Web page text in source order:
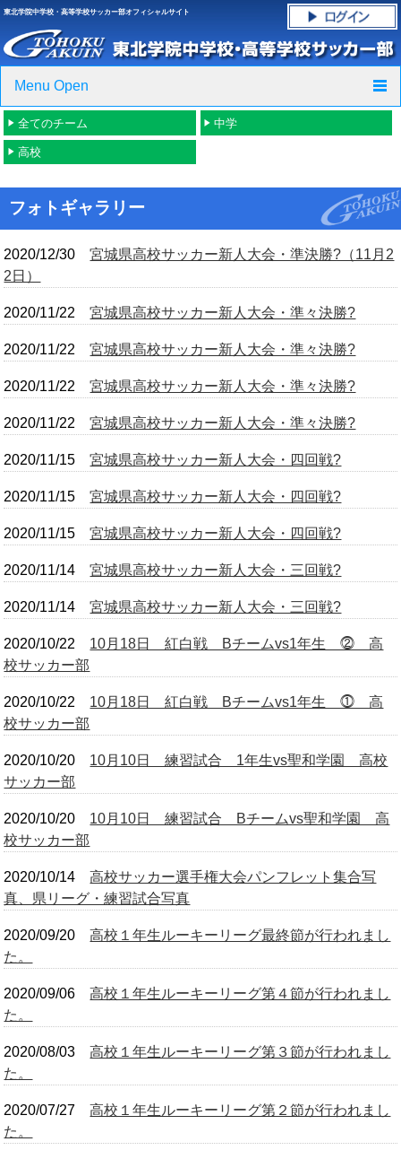
東北学院中学校・高等学校サッカー部オフィシャルサイト
Menu Open
TOP
クラブ紹介・進路実績
スケジュール
フォトギャラリー
応援グッズご案内
OB会
全てのチーム 中学
高校
フォトギャラリー
2020/12/30宮城県高校サッカー新人大会・準決勝?（11月2
2日）
2020/11/22宮城県高校サッカー新人大会・準々決勝?
2020/11/22宮城県高校サッカー新人大会・準々決勝?
2020/11/22宮城県高校サッカー新人大会・準々決勝?
2020/11/22宮城県高校サッカー新人大会・準々決勝?
2020/11/15宮城県高校サッカー新人大会・四回戦?
2020/11/15宮城県高校サッカー新人大会・四回戦?
2020/11/15宮城県高校サッカー新人大会・四回戦?
2020/11/14宮城県高校サッカー新人大会・三回戦?
2020/11/14宮城県高校サッカー新人大会・三回戦?
2020/10/22 10月18日 紅白戦 Bチームvs1年生 ⓶ 高
校サッカー部
2020/10/22 10月18日 紅白戦 Bチームvs1年生 ⓵ 高
校サッカー部
2020/10/20 10月10日 練習試合 1年生vs聖和学園 高校
サッカー部
2020/10/20 10月10日 練習試合 Bチームvs聖和学園 高
校サッカー部
2020/10/14高校サッカー選手権大会パンフレット集合写
真、県リーグ・練習試合写真
2020/09/20高校１年生ルーキーリーグ最終節が行われまし
た。
2020/09/06高校１年生ルーキーリーグ第４節が行われまし
た。
2020/08/03高校１年生ルーキーリーグ第３節が行われまし
た。
2020/07/27高校１年生ルーキーリーグ第２節が行われまし
た。